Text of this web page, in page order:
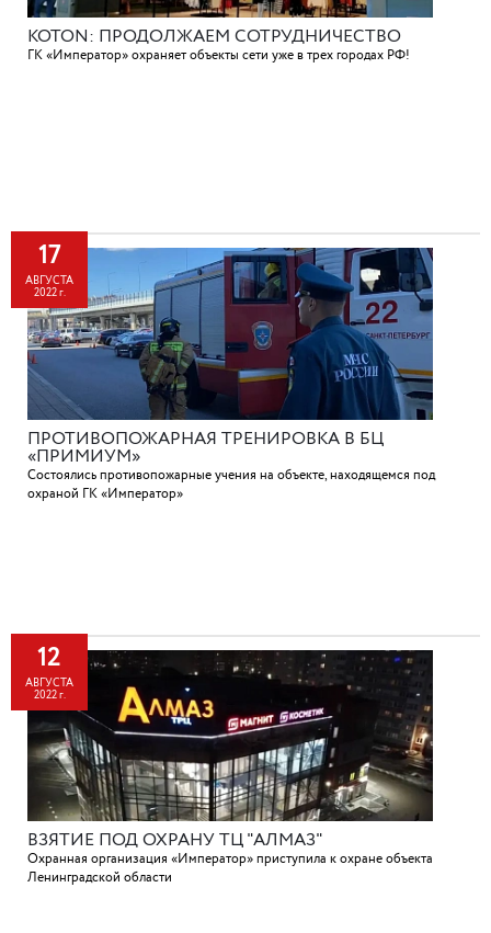
KOTON: ПРОДОЛЖАЕМ СОТРУДНИЧЕСТВО
ГК «Император» охраняет объекты сети уже в трех городах РФ!
17
АВГУСТА
2022 г.
ПРОТИВОПОЖАРНАЯ ТРЕНИРОВКА В БЦ
«ПРИМИУМ»
Состоялись противопожарные учения на объекте, находящемся под
охраной ГК «Император»
12
АВГУСТА
2022 г.
ВЗЯТИЕ ПОД ОХРАНУ ТЦ "АЛМАЗ"
Охранная организация «Император» приступила к охране объекта
Ленинградской области